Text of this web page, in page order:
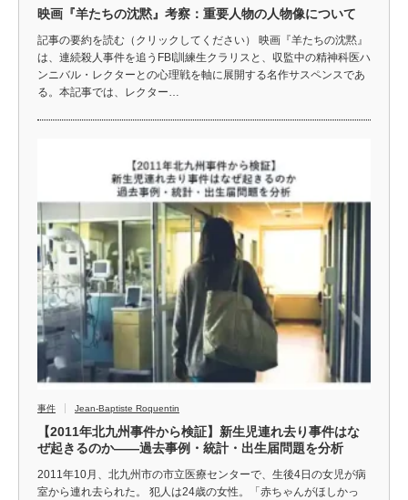
映画『羊たちの沈黙』考察：重要人物の人物像について
記事の要約を読む（クリックしてください） 映画『羊たちの沈黙』
は、連続殺人事件を追うFBI訓練生クラリスと、収監中の精神科医ハ
ンニバル・レクターとの心理戦を軸に展開する名作サスペンスであ
る。本記事では、レクター…
事件 Jean-Baptiste Roquentin
【2011年北九州事件から検証】新生児連れ去り事件はな
ぜ起きるのか――過去事例・統計・出生届問題を分析
2011年10月、北九州市の市立医療センターで、生後4日の女児が病
室から連れ去られた。 犯人は24歳の女性。「赤ちゃんがほしかっ